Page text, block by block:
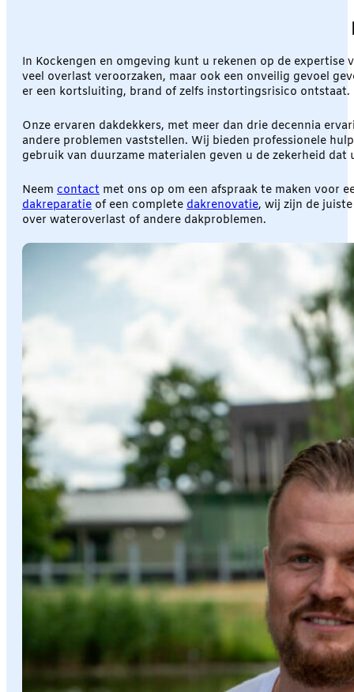
In Kockengen en omgeving kunt u rekenen op de
veel overlast veroorzaken, maar ook een onveilig gevoel
er een kortsluiting, brand of zelfs instortingsrisico ontstaat.
Onze ervaren dakdekkers, met meer dan drie decennia
andere problemen vaststellen. Wij bieden professionele
gebruik van duurzame materialen geven u de zekerheid
Neem contact met ons op om een afspraak te maken voor
dakreparatie of een complete dakrenovatie, wij zijn de
over wateroverlast of andere dakproblemen.